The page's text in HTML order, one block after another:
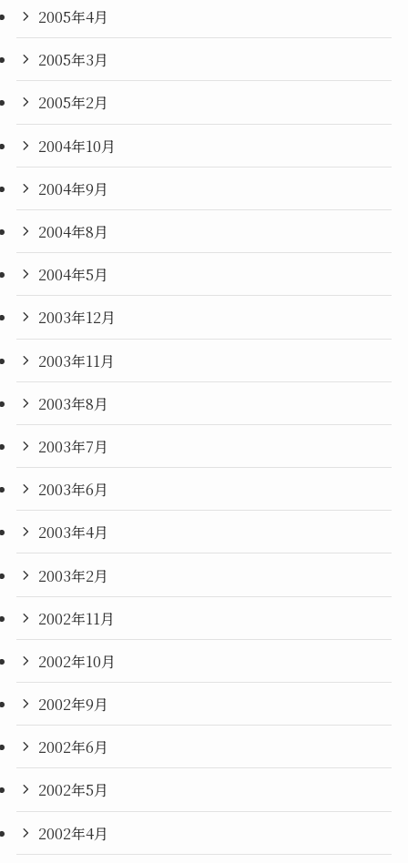
2005年4月
2005年3月
2005年2月
2004年10月
2004年9月
2004年8月
2004年5月
2003年12月
2003年11月
2003年8月
2003年7月
2003年6月
2003年4月
2003年2月
2002年11月
2002年10月
2002年9月
2002年6月
2002年5月
2002年4月